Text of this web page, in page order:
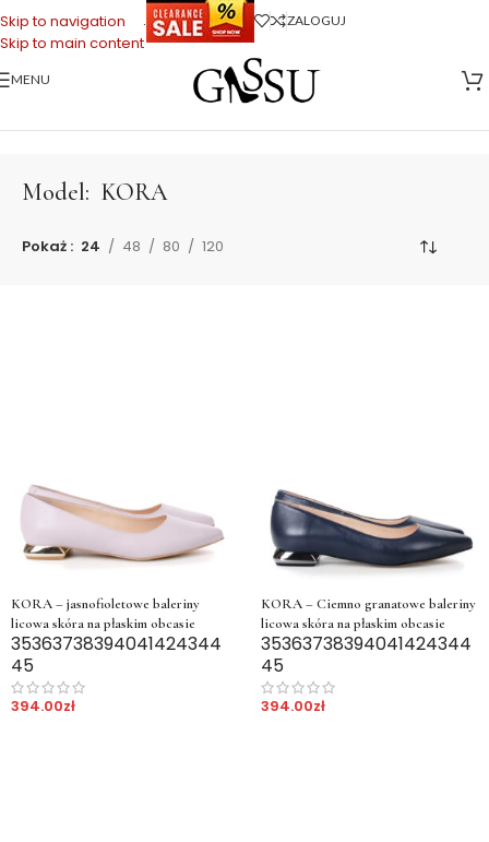
Skip to navigation
Skip to main content
. ZALOGUJ
MENU
Model: KORA
Pokaż 24 48 80 120
KORA – jasnofioletowe baleriny
licowa skóra na płaskim obcasie
35363738394041424344
45
394.00zł
KORA – Ciemno granatowe baleriny
licowa skóra na płaskim obcasie
35363738394041424344
45
394.00zł